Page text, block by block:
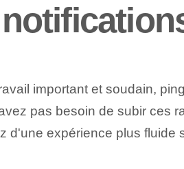
important et soudain,
pas besoin de subir ces
d'une expérience plus fluide